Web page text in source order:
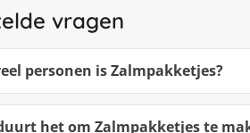
vragen
personen is Zalmpakketjes?
het om Zalmpakketjes te